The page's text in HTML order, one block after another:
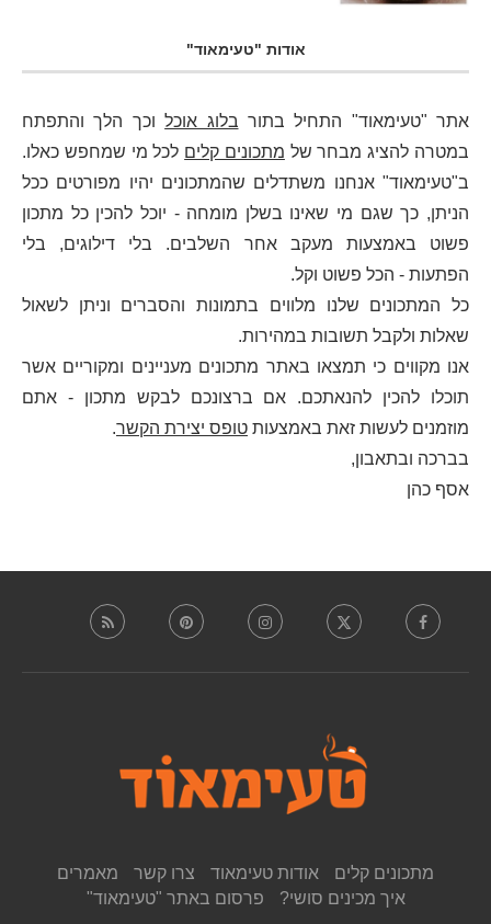
אודות "טעימאוד"
אתר "טעימאוד" התחיל בתור בלוג אוכלוכך הלך והתפתח
במטרה להציג מבחר של מתכונים קלים לכל מי שמחפש כאלו.
ב"טעימאוד" אנחנו משתדלים שהמתכונים יהיו מפורטים ככל
הניתן, כך שגם מי שאינו בשלן מומחה - יוכל להכין כל מתכון
פשוט באמצעות מעקב אחר השלבים. בלי דילוגים, בלי
הפתעות - הכל פשוט וקל.
כל המתכונים שלנו מלווים בתמונות והסברים וניתן לשאול
שאלות ולקבל תשובות במהירות.
אנו מקווים כי תמצאו באתר מתכונים מעניינים ומקוריים אשר
תוכלו להכין להנאתכם. אם ברצונכם לבקש מתכון - אתם
מוזמנים לעשות זאת באמצעות טופס יצירת הקשר.
בברכה ובתאבון,
אסף כהן
מתכונים קלים אודות טעימאוד צרו קשר
מאמרים
איך מכינים סושי?
פרסום באתר "טעימאוד"